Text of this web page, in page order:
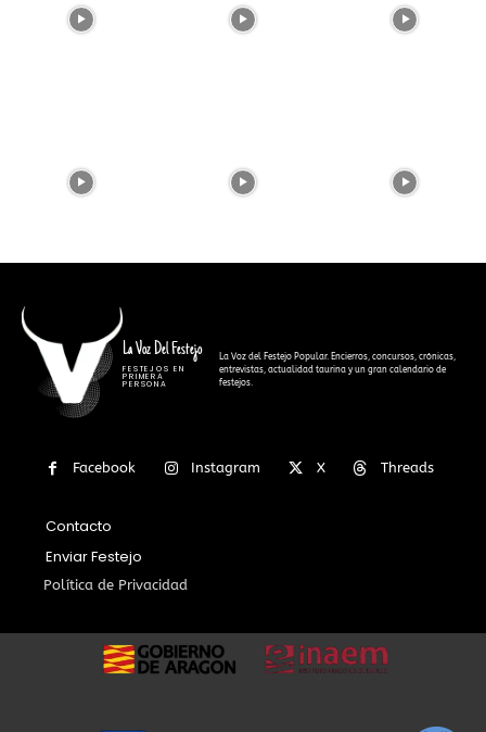
La Voz Del Festejo
FESTEJOS EN
PRIMERA
PERSONA
La Voz del Festejo Popular. Encierros, concursos, crónicas,
entrevistas, actualidad taurina y un gran calendario de
festejos.
Facebook Instagram X Threads
Contacto
Enviar Festejo
Política de Privacidad